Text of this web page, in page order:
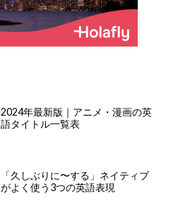
2024年最新版｜アニメ・漫画の英
語タイトル一覧表
「久しぶりに〜する」ネイティブ
がよく使う3つの英語表現